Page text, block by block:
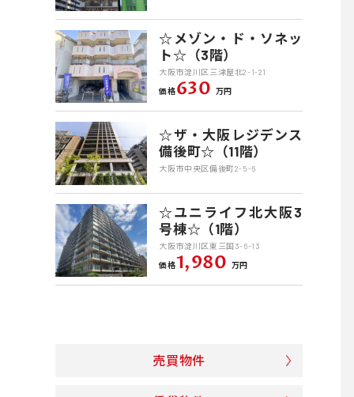
☆メゾン・ド・ソネッ
ト☆（3階）
大阪市淀川区三津屋北2-1-21
価格630 万円
☆ザ・大阪レジデンス
備後町☆（11階）
大阪市中央区備後町2-5-6
☆ユニライフ北大阪3
号棟☆（1階）
大阪市淀川区東三国3-6-13
価格1,980 万円
売買物件